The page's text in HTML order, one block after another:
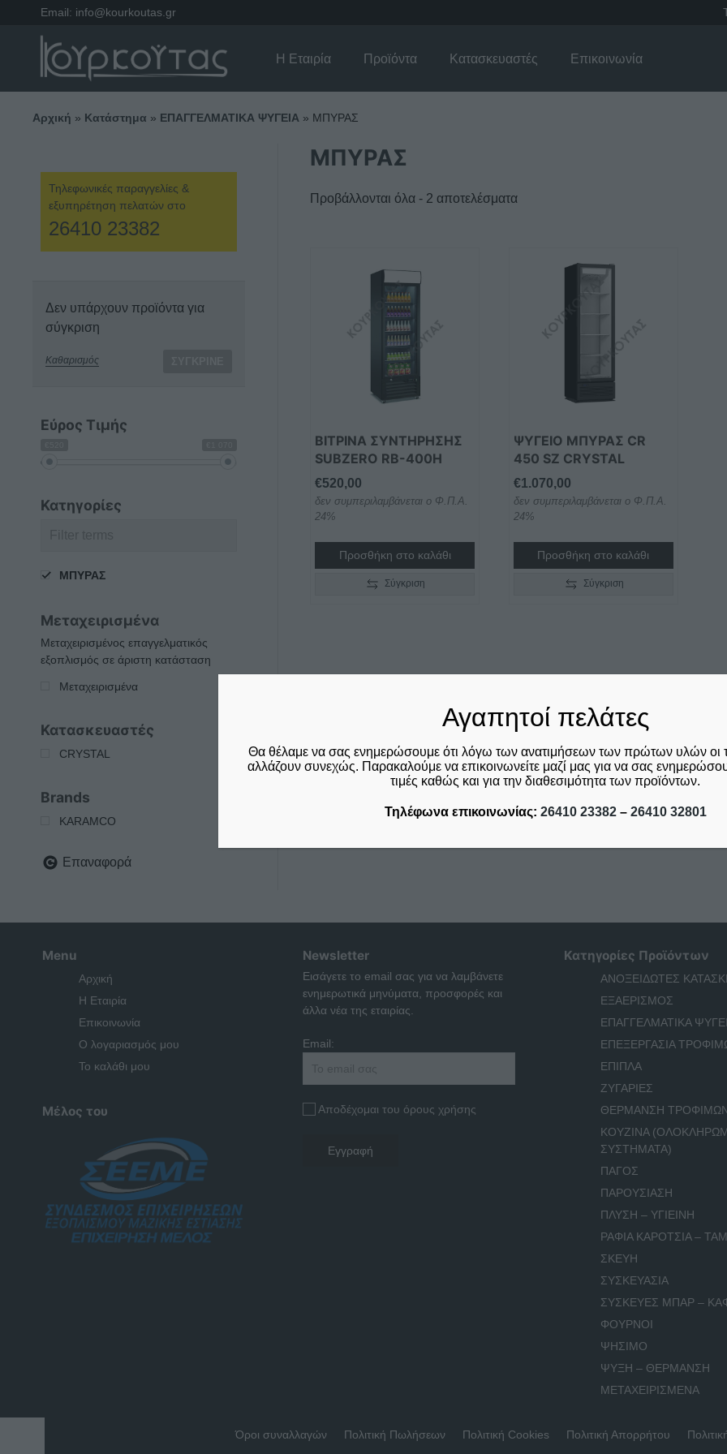
Email: info@kourkoutas.gr
Η Εταιρία Προϊόντα Κατασκευαστές Επικοινωνία
Αρχική » Κατάστημα » ΕΠΑΓΓΕΛΜΑΤΙΚΑ ΨΥΓΕΙΑ » ΜΠΥΡΑΣ
Τηλεφωνικές παραγγελίες &
εξυπηρέτηση πελατών στο
26410 23382
Δεν υπάρχουν προϊόντα για
σύγκριση
Καθαρισμός
Εύρος Τιμής
Κατηγορίες
ΜΠΥΡΑΣ
Μεταχειρισμένα
Μεταχειρισμένος επαγγελματικός
εξοπλισμός σε άριστη κατάσταση
Μεταχειρισμένα
Κατασκευαστές
CRYSTAL
Brands
KARAMCO
Επαναφορά
ΜΠΥΡΑΣ
Προβάλλονται όλα - 2 αποτελέσματα
ΒΙΤΡΊΝΑ ΣΥΝΤΉΡΗΣΗΣ
SUBZERO RB-400H
€520,00
δεν συμπεριλαμβάνεται ο Φ.Π.Α.
24%
Προσθήκη στο καλάθι
Σύγκριση
ΨΥΓΕΙΟ ΜΠΥΡΑΣ CR
450 SZ CRYSTAL
€1.070,00
δεν συμπεριλαμβάνεται ο Φ.Π.Α.
24%
Προσθήκη στο καλάθι
Σύγκριση
Menu
Αρχική
Η Εταιρία
Επικοινωνία
Ο λογαριασμός μου
Το καλάθι μου
Μέλος του
Newsletter
Εισάγετε το email σας για να λαμβάνετε
ενημερωτικά μηνύματα, προσφορές και
άλλα νέα της εταιρίας.
Email:
Αποδέχομαι του όρους χρήσης
Κατηγορίες Προϊόντων
ΑΝΟΞΕΙΔΩΤΕΣ
ΕΞΑΕΡΙΣΜΟΣ
ΕΠΑΓΓΕΛΜΑΤΙΚΑ
ΕΠΕΞΕΡΓΑΣΙΑ
ΕΠΙΠΛΑ
ΖΥΓΑΡΙΕΣ
ΘΕΡΜΑΝΣΗ
ΚΟΥΖΙΝΑ
ΣΥΣΤΗΜΑΤΑ)
ΠΑΓΟΣ
ΠΑΡΟΥΣΙΑΣΗ
ΠΛΥΣΗ – ΥΓΙΕΙΝΗ
ΡΑΦΙΑ ΚΑΡΟΤΣΙΑ –
ΣΚΕΥΗ
ΣΥΣΚΕΥΑΣΙΑ
ΣΥΣΚΕΥΕΣ ΜΠΑΡ –
ΦΟΥΡΝΟΙ
ΨΗΣΙΜΟ
ΨΥΞΗ – ΘΕΡΜΑΝΣΗ
ΜΕΤΑΧΕΙΡΙΣΜΕΝΑ
Όροι συναλλαγών Πολιτική Πωλήσεων Πολιτική Cookies Πολιτική Απορρήτου
Αγαπητοί πελάτες
Θα θέλαμε να σας ενημερώσουμε ότι λόγω των ανατιμήσεων των πρώτων υλών οι
αλλάζουν συνεχώς. Παρακαλούμε να επικοινωνείτε μαζί μας για να σας
τιμές καθώς και για την διαθεσιμότητα των προϊόντων.
Τηλέφωνα επικοινωνίας: 26410 23382– 26410 32801